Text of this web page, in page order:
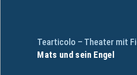
Tearticolo – Theater mit
Mats und sein Engel